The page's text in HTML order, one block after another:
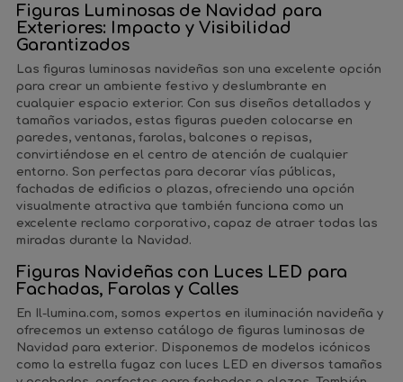
Figuras Luminosas de Navidad para
Exteriores: Impacto y Visibilidad
Garantizados
Las figuras luminosas navideñas son una excelente opción
para crear un ambiente festivo y deslumbrante en
cualquier espacio exterior. Con sus diseños detallados y
tamaños variados, estas figuras pueden colocarse en
paredes, ventanas, farolas, balcones o repisas,
convirtiéndose en el centro de atención de cualquier
entorno. Son perfectas para decorar vías públicas,
fachadas de edificios o plazas, ofreciendo una opción
visualmente atractiva que también funciona como un
excelente reclamo corporativo, capaz de atraer todas las
miradas durante la Navidad.
Figuras Navideñas con Luces LED para
Fachadas, Farolas y Calles
En Il-lumina.com, somos expertos en iluminación navideña y
ofrecemos un extenso catálogo de figuras luminosas de
Navidad para exterior. Disponemos de modelos icónicos
como la estrella fugaz con luces LED en diversos tamaños